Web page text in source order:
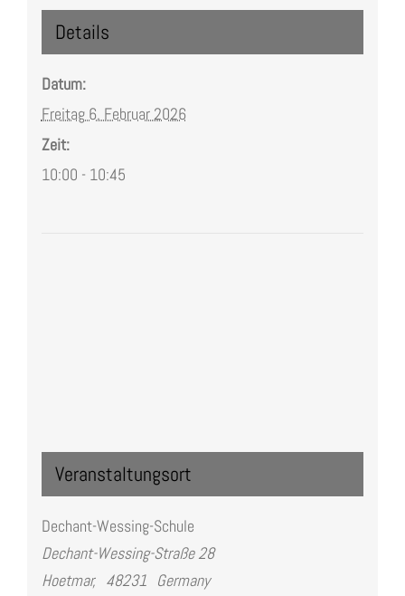
Details
Datum:
Freitag 6. Februar 2026
Zeit:
10:00 - 10:45
Veranstaltungsort
Dechant-Wessing-Schule
Dechant-Wessing-Straße 28
Hoetmar, 48231 Germany